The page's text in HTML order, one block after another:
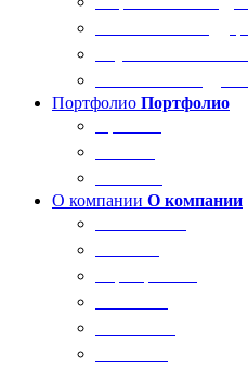
Портфолио Портфолио
О компании О компании